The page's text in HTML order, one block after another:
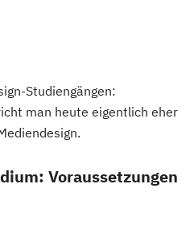
Studiengängen:
man heute eigentlich eher
Voraussetzungen